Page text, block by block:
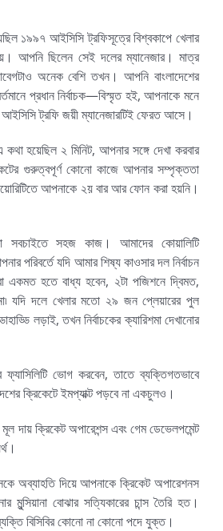
১৯৯৭ আইসিসি ট্রফিসূত্রে বিশ্বকাপে খেলার
আপনি ছিলেন সেই দলের ম্যানেজার। মাত্র
অনেক বেশি তখন। আপনি বাংলাদেশের
প্রধান নির্বাচক—বিস্মৃত হই, আপনাকে মনে
ট্রফি জয়ী ম্যানেজারটিই ফেরত আসে।
হয়েছিল ২ মিনিট, আপনার সঙ্গে দেখা করবার
গুরুত্বপূর্ণ কোনো কাজে আপনার সম্পৃক্ততা
আপনাকে ২য় বার আর ফোন করা হয়নি।
সবচাইতে সহজ কাজ। আমাদের কোয়ালিটি
পরিবর্তে যদি আমার শিষ্য কাওসার দল নির্বাচন
একমত হতে বাধ্য হবেন, ২টা পজিশনে দ্বিমত,
যদি দলে খেলার মতো ২৯ জন প্লেয়ারের পুল
লড়াই, তখন নির্বাচকের ক্যারিশমা দেখানোর
ফ্যাসিলিটি ভোগ করবেন, তাতে ব্যক্তিগতভাবে
ক্রিকেটে ইমপ্যাক্ট পড়বে না একচুলও।
মূল দায় ক্রিকেট অপারেশন্স এবং গেম ডেভেলপমেন্ট
অব্যাহতি দিয়ে আপনাকে ক্রিকেট অপারেশনস
মুন্সিয়ানা বোঝার সত্যিকারের চান্স তৈরি হত।
বিসিবির কোনো না কোনো পদে যুক্ত।